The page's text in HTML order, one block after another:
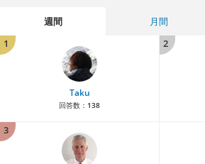
週間 月間
1
Taku
回答数： 138
2
3